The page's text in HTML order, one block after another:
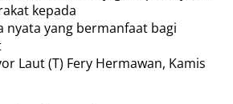
kepada
nyata yang bermanfaat bagi
Laut (T) Fery Hermawan, Kamis